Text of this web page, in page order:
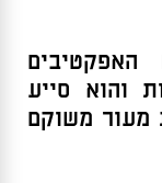
האפקטיבים
והוא סייע
מעור משוקם